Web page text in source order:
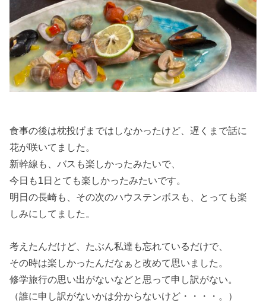
食事の後は枕投げまではしなかったけど、遅くまで話に
花が咲いてました。
新幹線も、バスも楽しかったみたいで、
今日も1日とても楽しかったみたいです。
明日の長崎も、その次のハウステンボスも、とっても楽
しみにしてました。
考えたんだけど、たぶん私達も忘れているだけで、
その時は楽しかったんだなぁと改めて思いました。
修学旅行の思い出がないなどと思って申し訳がない。
（誰に申し訳がないかは分からないけど・・・・。）